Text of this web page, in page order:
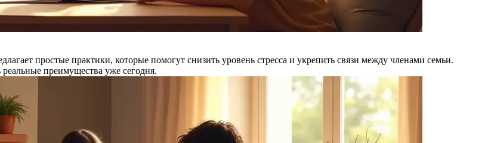
простые практики, которые помогут снизить уровень стресса и укрепить связи между членами семьи.
преимущества уже сегодня.